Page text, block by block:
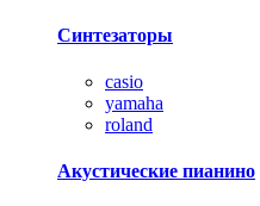
Синтезаторы
casio
yamaha
roland
Акустические пианино